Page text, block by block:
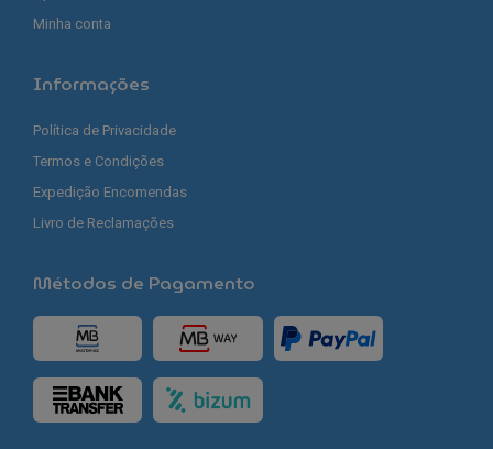
Minha conta
Informações
Política de Privacidade
Termos e Condições
Expedição Encomendas
Livro de Reclamações
Métodos de Pagamento